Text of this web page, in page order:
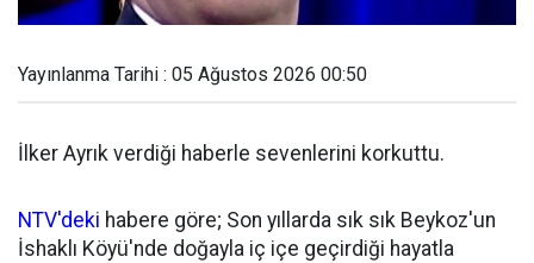
Yayınlanma Tarihi : 05 Ağustos 2026 00:50
İlker Ayrık verdiği haberle sevenlerini korkuttu.
NTV'deki habere göre; Son yıllarda sık sık Beykoz'un
İshaklı Köyü'nde doğayla iç içe geçirdiği hayatla